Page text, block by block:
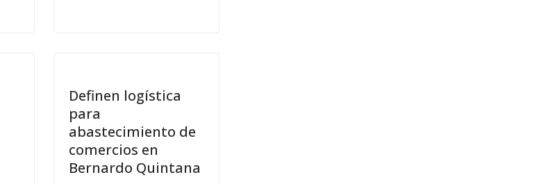
Definen logística
para
abastecimiento de
comercios en
Bernardo Quintana